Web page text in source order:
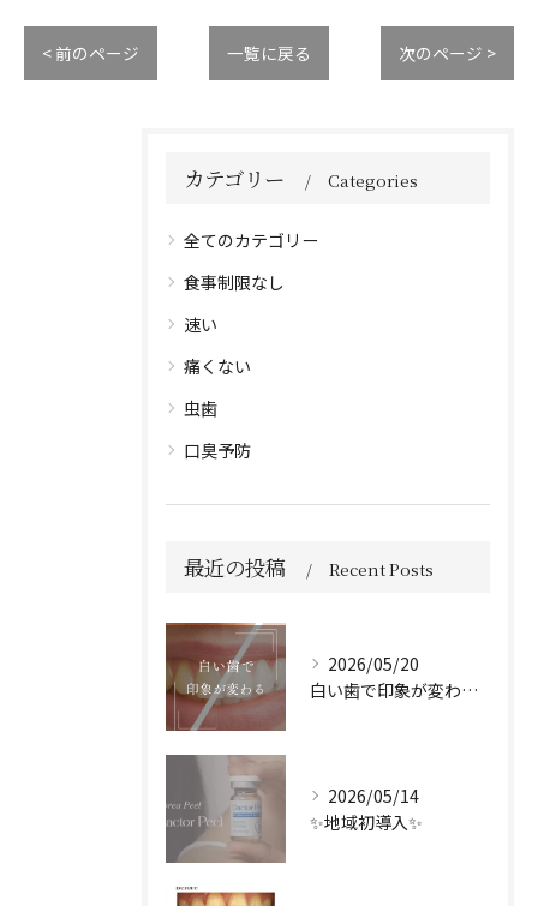
< 前のページ 一覧に戻る 次のページ >
カテゴリー Categories
全てのカテゴリー
食事制限なし
速い
痛くない
虫歯
口臭予防
最近の投稿 Recent Posts
2026/05/20
白い歯で印象が変わる🦷✨️
2026/05/14
✨地域初導入✨